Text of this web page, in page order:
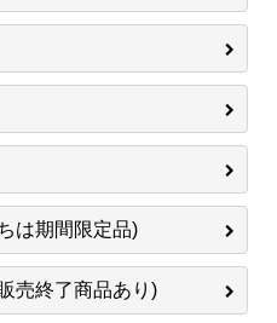
は期間限定品)
売終了商品あり)